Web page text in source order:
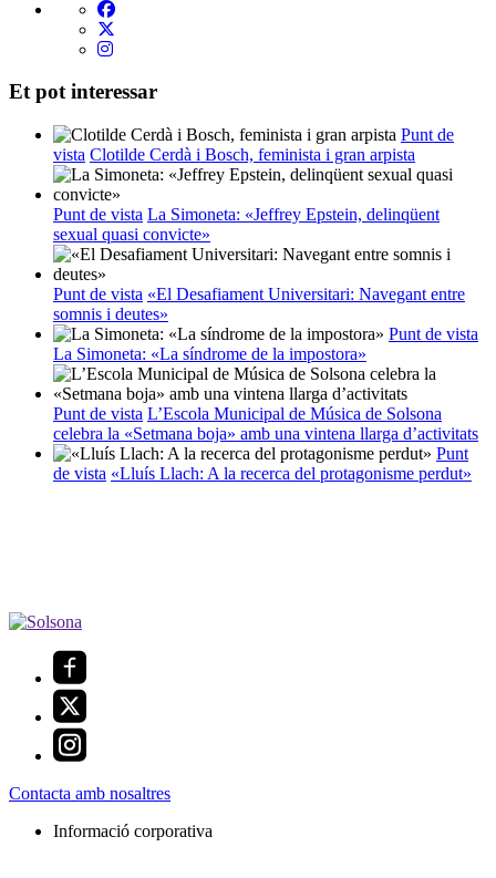
Et pot interessar
Punt de
vista Clotilde Cerdà i Bosch, feminista i gran arpista
Punt de vista La Simoneta: «Jeffrey Epstein, delinqüent
sexual quasi convicte»
Punt de vista «El Desafiament Universitari: Navegant entre
somnis i deutes»
Punt de vista
La Simoneta: «La síndrome de la impostora»
Punt de vista L’Escola Municipal de Música de Solsona
celebra la «Setmana boja» amb una vintena llarga d’activitats
Punt
de vista «Lluís Llach: A la recerca del protagonisme perdut»
Contacta amb nosaltres
Informació corporativa